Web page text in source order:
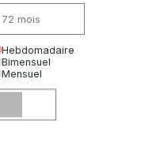
Hebdomadaire
Bimensuel
Mensuel